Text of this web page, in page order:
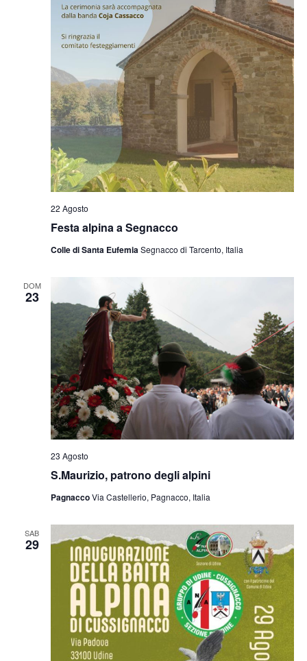
Festa alpina a Segnacco
22 Agosto
Colle di Santa EufemiaSegnacco di Tarcento, Italia
DOM
23
S.Maurizio, patrono degli alpini
23 Agosto
PagnaccoVia Castellerio, Pagnacco, Italia
SAB
29